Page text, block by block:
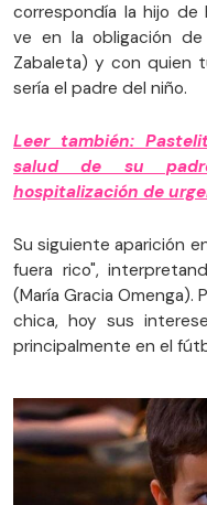
correspondía la hijo de
ve en la obligación
Zabaleta) y con quien
sería el padre del niño.
Leer también:
salud de su
hospitalización de
Su siguiente aparición
fuera rico",
(María Gracia Omenga).
chica, hoy sus
principalmente en el